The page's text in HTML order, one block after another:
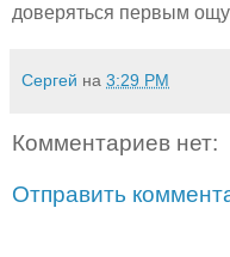
доверяться первым
Сергей на 3:29 PM
Комментариев нет:
Отправить